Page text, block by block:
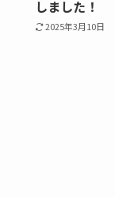
しました！
2025年3月10日